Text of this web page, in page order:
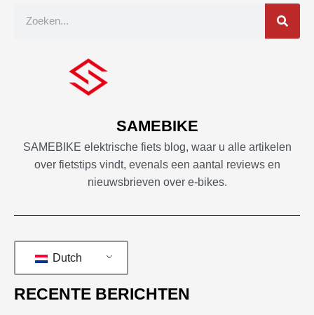
SAMEBIKE
SAMEBIKE elektrische fiets blog, waar u alle artikelen
over fietstips vindt, evenals een aantal reviews en
nieuwsbrieven over e-bikes.
Dutch
RECENTE BERICHTEN